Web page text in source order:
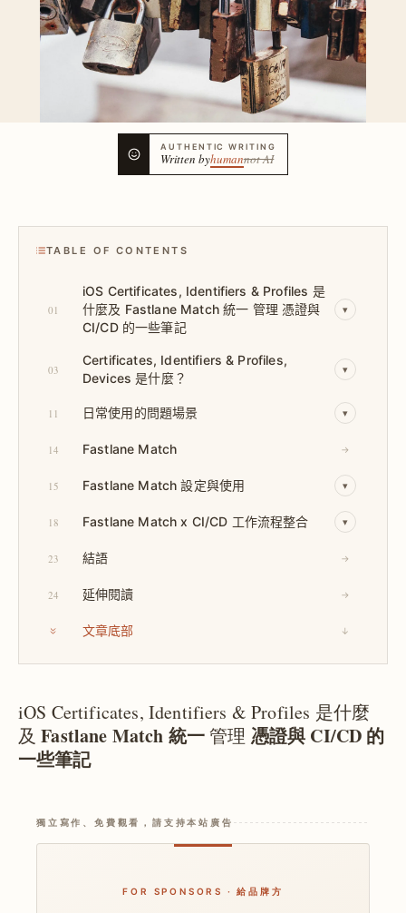
AUTHENTIC WRITING
Written byhumannot AI
TABLE OF CONTENTS
01
iOS Certificates, Identifiers & Profiles 是
什麼及 Fastlane Match 統一 管理 憑證與
CI/CD 的一些筆記
▾
03
Certificates, Identifiers & Profiles,
Devices 是什麼？
▾
11 日常使用的問題場景 ▾
14 Fastlane Match →
15 Fastlane Match 設定與使用 ▾
18 Fastlane Match x CI/CD 工作流程整合 ▾
23 結語 →
24 延伸閱讀 →
文章底部 ↓
iOS Certificates, Identifiers & Profiles 是什麼
及Fastlane Match 統一管理 憑證與 CI/CD 的
一些筆記
獨立寫作、免費觀看，請支持本站廣告
FOR SPONSORS · 給品牌方